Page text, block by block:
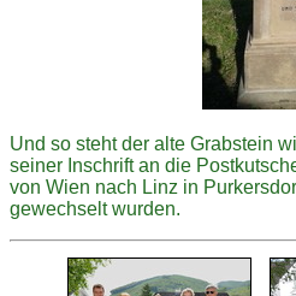
Und so steht der alte Grabstein
seiner Inschrift an die
von Wien nach Linz in
gewechselt wurden.